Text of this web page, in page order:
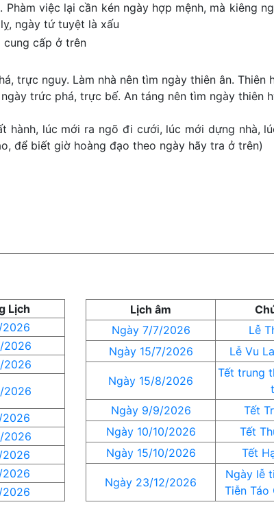
việc lại cần kén ngày hợp mệnh, mà kiêng
ngày tứ tuyệt là xấu
cung cấp ở trên
trực nguy. Làm nhà nên tìm ngày thiên ân. Thiên
trức phá, trực bế. An táng nên tìm ngày thiên
lúc mới ra ngõ đi cưới, lúc mới dựng nhà,
để biết giờ hoàng đạo theo ngày hãy tra ở trên)
Lịch
2026
2026
2026
2026
2026
2026
2026
2026
2026
Lịch âm
Ngày 7/7/2026
Lễ
Ngày 15/7/2026
Lễ Vu
Ngày 15/8/2026
Tết trung
Ngày 9/9/2026 Tết
Ngày 10/10/2026
Tết
Ngày 15/10/2026
Tết
Ngày 23/12/2026
Ngày lễ
Tiễn Táo